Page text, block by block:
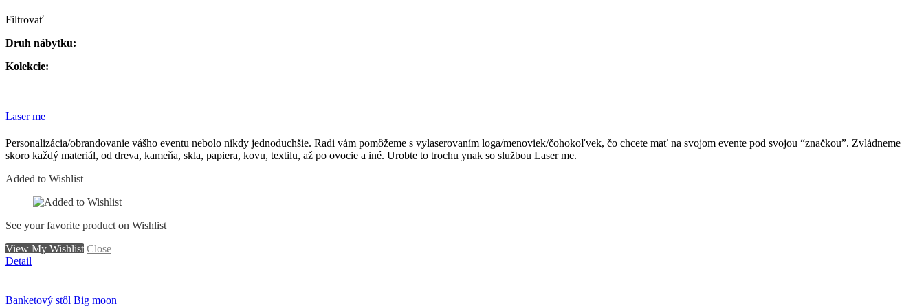
Filtrovať
Druh nábytku:
Kolekcie:
Laser me
Personalizácia/obrandovanie vášho eventu nebolo nikdy jednoduchšie. Radi vám pomôžeme s vylaserovaním loga/menoviek/čohokoľvek, čo chcete mať na svojom evente pod svojou “značkou”. Zvládneme
skoro každý materiál, od dreva, kameňa, skla, papiera, kovu, textilu, až po ovocie a iné. Urobte to trochu ynak so službou Laser me.
Added to Wishlist
See your favorite product on Wishlist
View My Wishlist Close
Detail
Banketový stôl Big moon